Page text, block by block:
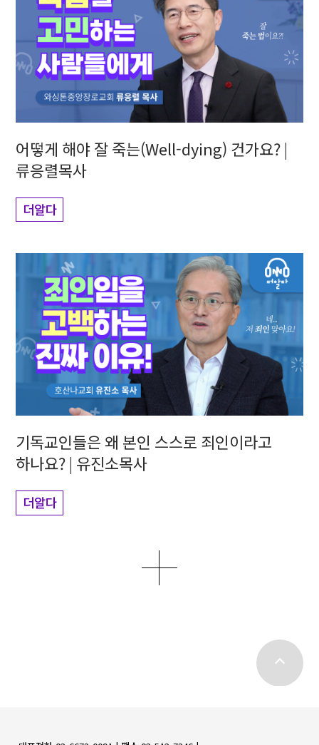
어떻게 해야 잘 죽는(Well-dying) 건가요? |
류응렬목사
더알다
기독교인들은 왜 본인 스스로 죄인이라고
하나요? | 유진소목사
더알다